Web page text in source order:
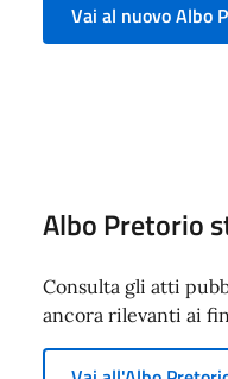
Vai al nuovo Albo
Albo Pretorio
Consulta gli atti
ancora rilevanti ai